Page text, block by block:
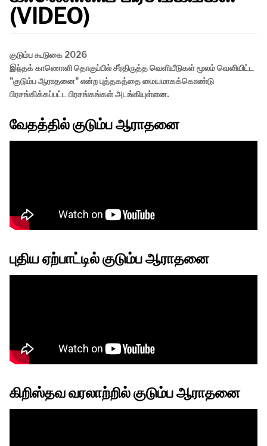
(VIDEO)
குடும்ப கூடுகை 2026
இந்தக் காணொளி தொகுப்பில் சீர்திருத்த வெளியீடுகள் மூலம் வெளியிட்ட
"குடும்ப ஆராதனை" என்ற புத்தகத்தை மையமாகக்கொண்டு
பிரசங்கிக்கப்பட்ட பிரசங்கங்கள் அடங்கியுள்ளன.
வேதத்தில் குடும்ப ஆராதனை
புதிய ஏற்பாட்டில் குடும்ப ஆராதனை
கிறிஸ்தவ வரலாற்றில் குடும்ப ஆராதனை